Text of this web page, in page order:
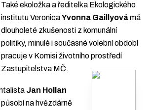
Také ekoložka a ředitelka Ekologického
institutu VeronicaYvonna Gaillyovámá
dlouholeté zkušenosti z komunální
politiky, minulé i současné volební období
pracuje v Komisi životního prostředí
Zastupitelstva MČ.
Jan Hollan
na hvězdárně